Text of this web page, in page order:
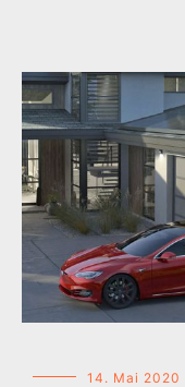
14. Mai 2020